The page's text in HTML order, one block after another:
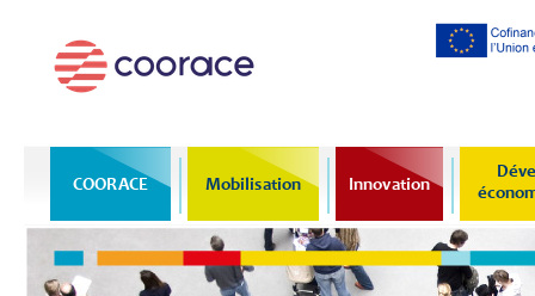
COORACE Mobilisation Innovation